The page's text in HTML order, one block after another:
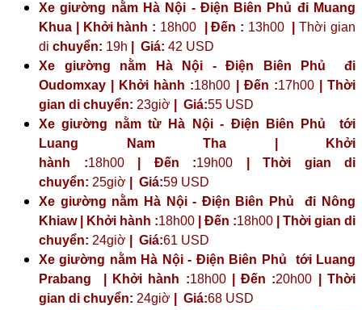
Xe giường nằm Hà Nội - Điện Biên Phủ đi Muang
Khua | Khởi hành : 18h00| Đến : 13h00|Thời gian
di chuyển: 19h Giá: 42 USD
Xe giường nằm Hà Nội - Điện Biên Phủ đi
Oudomxay | Khởi hành :18h00 | Đến :17h00| Thời
gian di chuyển: 23giờ | Giá:55 USD
Xe giường nằm từ Hà Nội - Điện Biên Phủ tới
Luang Nam Tha | Khởi
hành :18h00| Đến :19h00 | Thời gian di
chuyển: 25giờ | Giá:59 USD
Xe giường nằm Hà Nội - Điện Biên Phủ đi Nông
Khiaw | Khởi hành :18h00 | Đến :18h00 | Thời gian di
chuyển: 24giờ | Giá:61 USD
Xe giường nằm Hà Nội - Điện Biên Phủ tới Luang
Prabang | Khởi hành :18h00| Đến :20h00 | Thời
gian di chuyển: 24giờ | Giá:68 USD